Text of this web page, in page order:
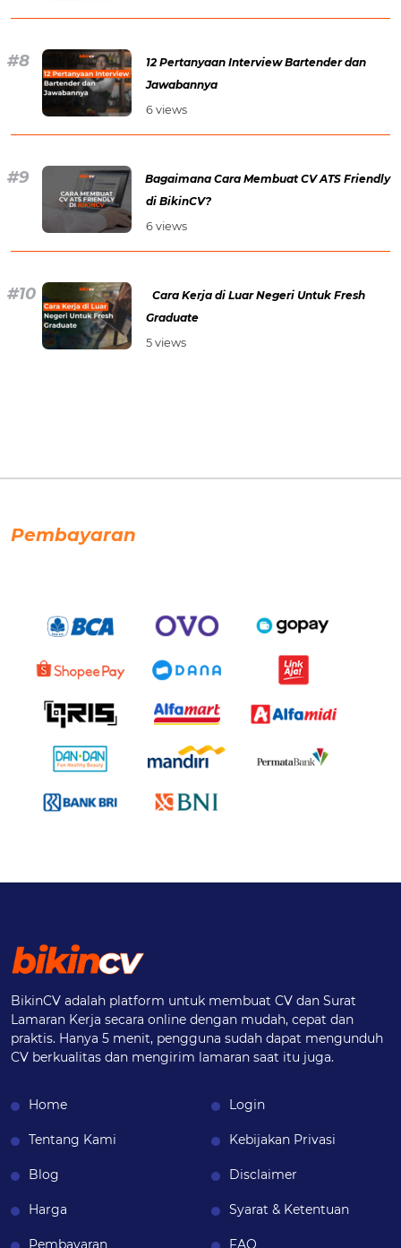
12 Pertanyaan Interview Bartender dan
Jawabannya
6 views
Bagaimana Cara Membuat CV ATS Friendly
di BikinCV?
6 views
Cara Kerja di Luar Negeri Untuk Fresh
Graduate
5 views
Pembayaran
BikinCV adalah platform untuk membuat CV dan Surat
Lamaran Kerja secara online dengan mudah, cepat dan
praktis. Hanya 5 menit, pengguna sudah dapat mengunduh
CV berkualitas dan mengirim lamaran saat itu juga.
Home
Tentang Kami
Blog
Harga
Pembayaran
Login
Kebijakan Privasi
Disclaimer
Syarat & Ketentuan
FAQ